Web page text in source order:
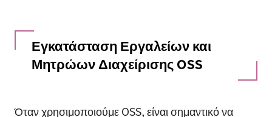
Εγκατάσταση Εργαλείων και
Μητρώων Διαχείρισης OSS
Όταν χρησιμοποιούμε OSS, είναι σημαντικό να